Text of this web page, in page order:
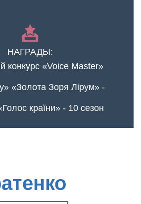
НАГРАДЫ:
конкурс «Voice Master»
«Золота Зоря Лірум» -
країни» - 10 сезон